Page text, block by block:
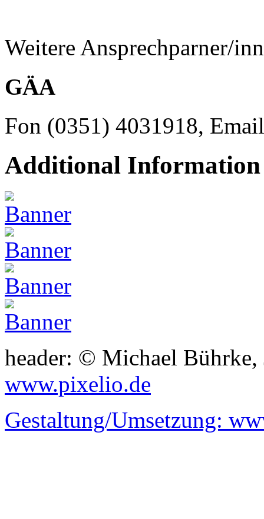
Weitere Ansprechparner/
GÄA
Fon (0351) 4031918,
Additional Information
header: © Michael
www.pixelio.de
Gestaltung/Umsetzung: